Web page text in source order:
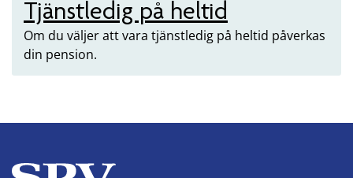
Tjänstledig på heltid
Om du väljer att vara tjänstledig på heltid påverkas
din pension.